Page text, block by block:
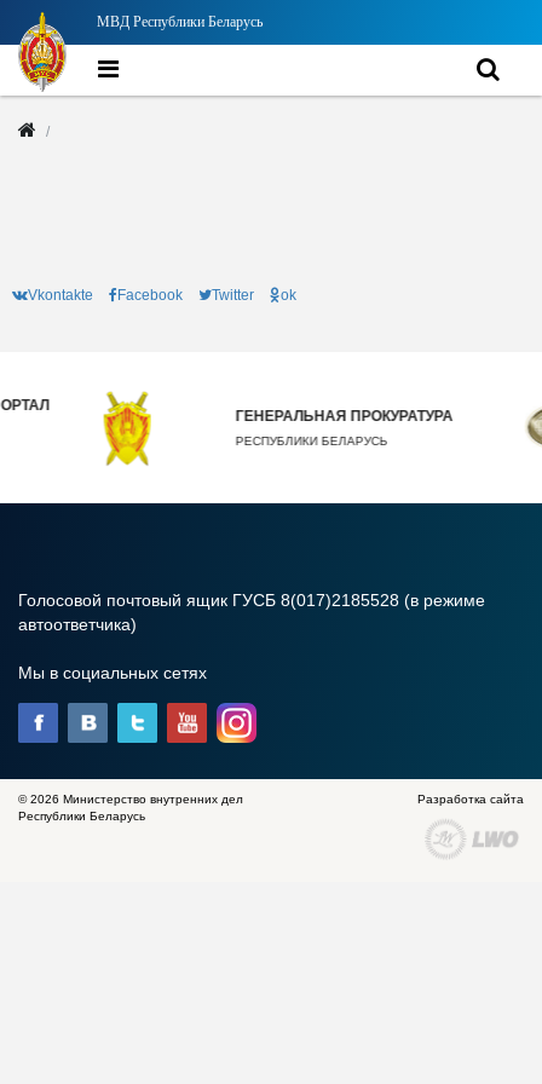
МВД Республики Беларусь
Vkontakte Facebook Twitter ok
ГЕНЕРАЛЬНАЯ ПРОКУРАТУРА
РЕСПУБЛИКИ БЕЛАРУСЬ
Голосовой почтовый ящик ГУСБ 8(017)2185528 (в режиме
автоответчика)
Мы в социальных сетях
© 2026 Министерство внутренних дел
Республики Беларусь
Разработка сайта